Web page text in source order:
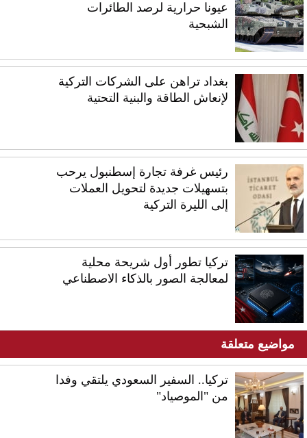
عيونا حرارية لرصد الطائرات
الشبحية
بغداد تراهن على الشركات التركية
لإنعاش الطاقة والبنية التحتية
رئيس غرفة تجارة إسطنبول يرحب
بتسهيلات جديدة لتحويل العملات
إلى الليرة التركية
تركيا تطور أول شريحة محلية
لمعالجة الصور بالذكاء الاصطناعي
مواضيع متعلقة
تركيا.. السفير السعودي يلتقي وفدا
من "الموصياد"